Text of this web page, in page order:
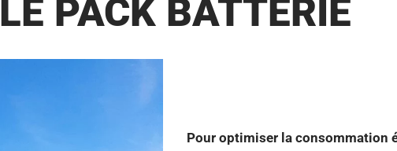
LE PACK BATTERIE
Pour optimiser la consommation